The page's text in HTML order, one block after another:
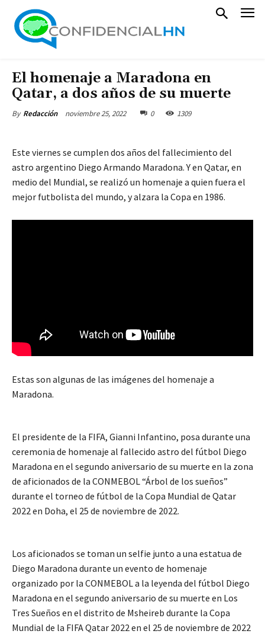
El homenaje a Maradona en
Qatar, a dos años de su muerte
By Redacción noviembre 25, 2022 0 1309
Este viernes se cumplen dos años del fallecimiento del
astro argentino Diego Armando Maradona. Y en Qatar, en
medio del Mundial, se realizó un homenaje a quien fuera el
mejor futbolista del mundo, y alzara la Copa en 1986.
Estas son algunas de las imágenes del homenaje a
Maradona.
El presidente de la FIFA, Gianni Infantino, posa durante una
ceremonia de homenaje al fallecido astro del fútbol Diego
Maradona en el segundo aniversario de su muerte en la zona
de aficionados de la CONMEBOL “Árbol de los sueños”
durante el torneo de fútbol de la Copa Mundial de Qatar
2022 en Doha, el 25 de noviembre de 2022.
Los aficionados se toman un selfie junto a una estatua de
Diego Maradona durante un evento de homenaje
organizado por la CONMEBOL a la leyenda del fútbol Diego
Maradona en el segundo aniversario de su muerte en Los
Tres Sueños en el distrito de Msheireb durante la Copa
Mundial de la FIFA Qatar 2022 en el 25 de noviembre de 2022